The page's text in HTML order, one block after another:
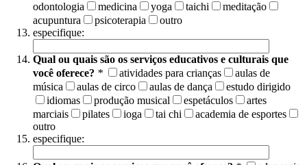
odontologia
medicina yoga taichi
meditação
acupuntura
psicoterapia
outro
especifique:
Qual ou quais são os serviços educativos e culturais que
você oferece? * atividades para crianças
aulas de
música
aulas de circo aulas de dança
estudo dirigido
idiomas
produção musical espetáculos
artes
marciais
pilates ioga tai chi
academia de esportes
outro
especifique: